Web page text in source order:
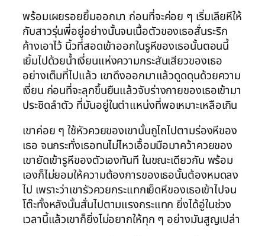
พร้อมเผยรอยยิ้มออกมา ก่อนที่จะค่อย ๆ เริ่มเลียหีให้
กับสาวรุ่นพี่อยู่อย่างนั้นจนเนื้อตัวของเธอสั่นระริก
ค้างเอาไว้ นิ้วที่สอดเข้าออกในรูหีของเธอนั้นตอนนี้
เยิ้มไปด้วยน้ำเงี่ยนแห่งความกระสันเสียวของเธอ
อย่างเต็มที่ไปแล้ว เขาดึงออกมาแล้วดูดดุนด้วยความ
เงี่ยน ก่อนที่จะลุกขึ้นยืนแล้วจับร่างกายของเธอเข้ามา
ประชิดลำตัว ที่มันอยู่ในตำแหน่งที่พอเหมาะเหลือเกิน
เขาค่อย ๆ ใช้หัวควยของเขานั้นถูไถไปตามร่องหีของ
เธอ จนกระทั่งเธอทนไม่ไหวเอื้อมมือมาคว้าควยของ
เขายัดเข้ารูหีของตัวเองทันที ในขณะเดียวกัน พร้อม
เองก็ไม่ยอมให้ความต้องการของเธอนั้นต้องหมดลง
ไป เพราะว่าเขารัวควยกระแทกเย็ดหีของเธอเข้าไปจน
โต๊ะทั้งหลังนั้นสั่นไปตามแรงกระแทก ยิ่งได้อู่ในช่วง
เวลานี้แล้วเขาก็ยิ่งไม่อยากให้ทุก ๆ อย่างมันสูญเปล่า